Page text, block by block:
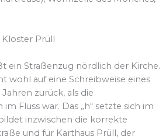
Kloster Prüll
ein Straßenzug nördlich der Kirche.
wohl auf eine Schreibweise eines
zurück, als die
Fluss war. Das „h“ setzte sich im
inzwischen die korrekte
und für Karthaus Prüll, der